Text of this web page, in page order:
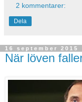
2 kommentarer:
Dela
16 september 2015
När löven